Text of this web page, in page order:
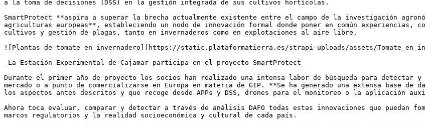
a la toma de decisiones (DSS) en la gestión integrada de sus cultivos hortícolas.
SmartProtect **aspira a superar la brecha actualmente existente entre el campo de la investigación
agriculturas europeas**, estableciendo un nodo de innovación formal donde poner en común experiencias,
cultivos y gestión de plagas, tanto en invernaderos como en explotaciones al aire libre.
![Plantas de tomate en invernadero](https://static.plataformatierra.es/strapi-uploads/assets/
_La Estación Experimental de Cajamar participa en el proyecto SmartProtect_
Durante el primer año de proyecto los socios han realizado una intensa labor de búsqueda para
mercado o a punto de comercializarse en Europa en materia de GIP. **Se ha generado una extensa base de
los aspectos antes descritos y que recoge desde APPs y DSS, drones para el monitoreo o la aplicación
Ahora toca evaluar, comparar y detectar a través de análisis DAFO todas estas innovaciones que puedan
marcos regulatorios y la realidad socioeconómica y cultural de cada país.